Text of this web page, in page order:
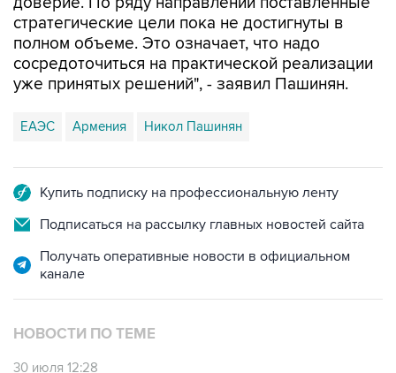
стратегические цели пока не достигнуты в
полном объеме. Это означает, что надо
сосредоточиться на практической реализации
уже принятых решений", - заявил Пашинян.
ЕАЭС Армения Никол Пашинян
Купить подписку на профессиональную ленту
Подписаться на рассылку главных новостей сайта
Получать оперативные новости в официальном
канале
НОВОСТИ ПО ТЕМЕ
30 июля 12:28